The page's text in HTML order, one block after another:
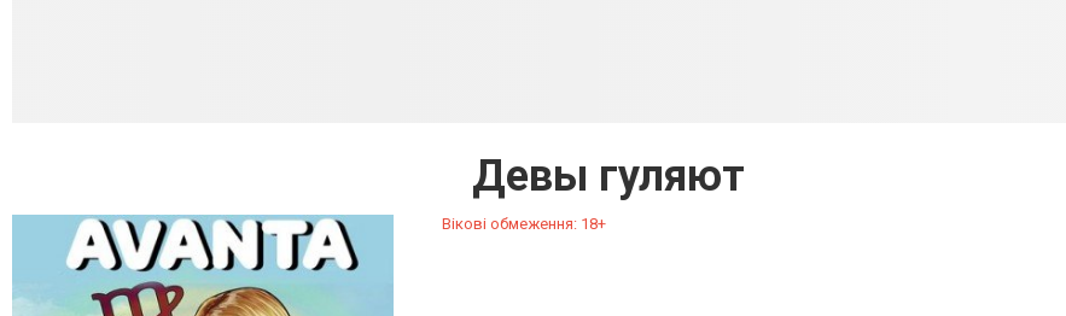
Девы гуляют
Вікові обмеження: 18+